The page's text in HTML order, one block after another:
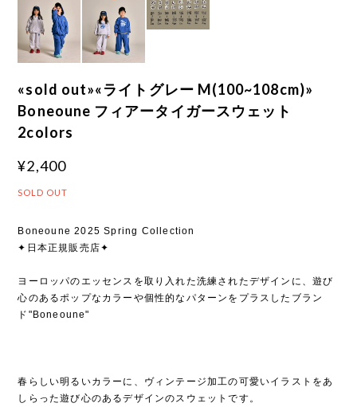
«sold out»«ライトグレー M(100~108cm)»
Boneoune フィアータイガースウェット
2colors
¥2,400
SOLD OUT
Boneoune 2025 Spring Collection
✦日本正規販売店✦
ヨーロッパのエッセンスを取り入れた洗練されたデザインに、遊び
心のあるポップなカラーや個性的なパターンをプラスしたブラン
ド"Boneoune"
春らしい明るいカラーに、ヴィンテージ加工の可愛いイラストをあ
しらった遊び心のあるデザインのスウェットです。